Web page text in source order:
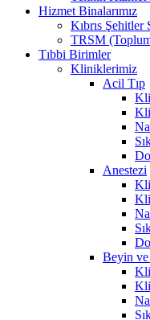
Hizmet Binalarımız
Kıbrıs
TRSM
Tıbbi Birimler
Kliniklerimiz
Acil Tıp
Anestezi
Beyin